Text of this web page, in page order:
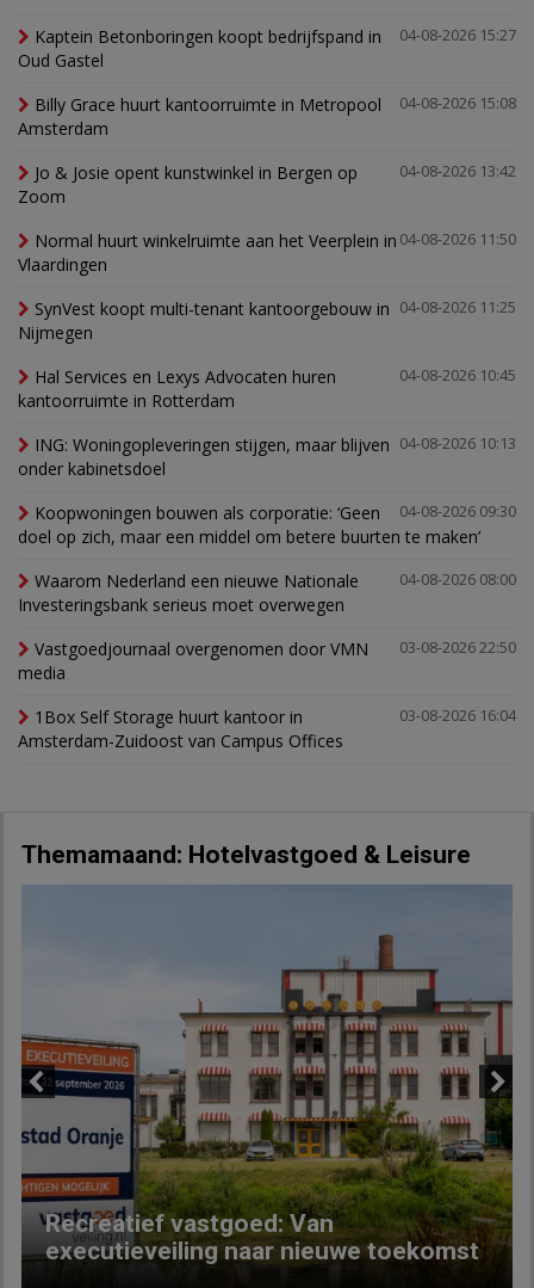
04-08-2026 15:27
Kaptein Betonboringen koopt bedrijfspand in
Oud Gastel
04-08-2026 15:08
Billy Grace huurt kantoorruimte in Metropool
Amsterdam
04-08-2026 13:42
Jo & Josie opent kunstwinkel in Bergen op
Zoom
04-08-2026 11:50
Normal huurt winkelruimte aan het Veerplein in
Vlaardingen
04-08-2026 11:25
SynVest koopt multi-tenant kantoorgebouw in
Nijmegen
04-08-2026 10:45
Hal Services en Lexys Advocaten huren
kantoorruimte in Rotterdam
04-08-2026 10:13
ING: Woningopleveringen stijgen, maar blijven
onder kabinetsdoel
04-08-2026 09:30
Koopwoningen bouwen als corporatie: ‘Geen
doel op zich, maar een middel om betere buurten te maken’
04-08-2026 08:00
Waarom Nederland een nieuwe Nationale
Investeringsbank serieus moet overwegen
03-08-2026 22:50
Vastgoedjournaal overgenomen door VMN
media
03-08-2026 16:04
1Box Self Storage huurt kantoor in
Amsterdam-Zuidoost van Campus Offices
Themamaand: Hotelvastgoed & Leisure
Recreatief vastgoed: Van
executieveiling naar nieuwe toekomst
Next